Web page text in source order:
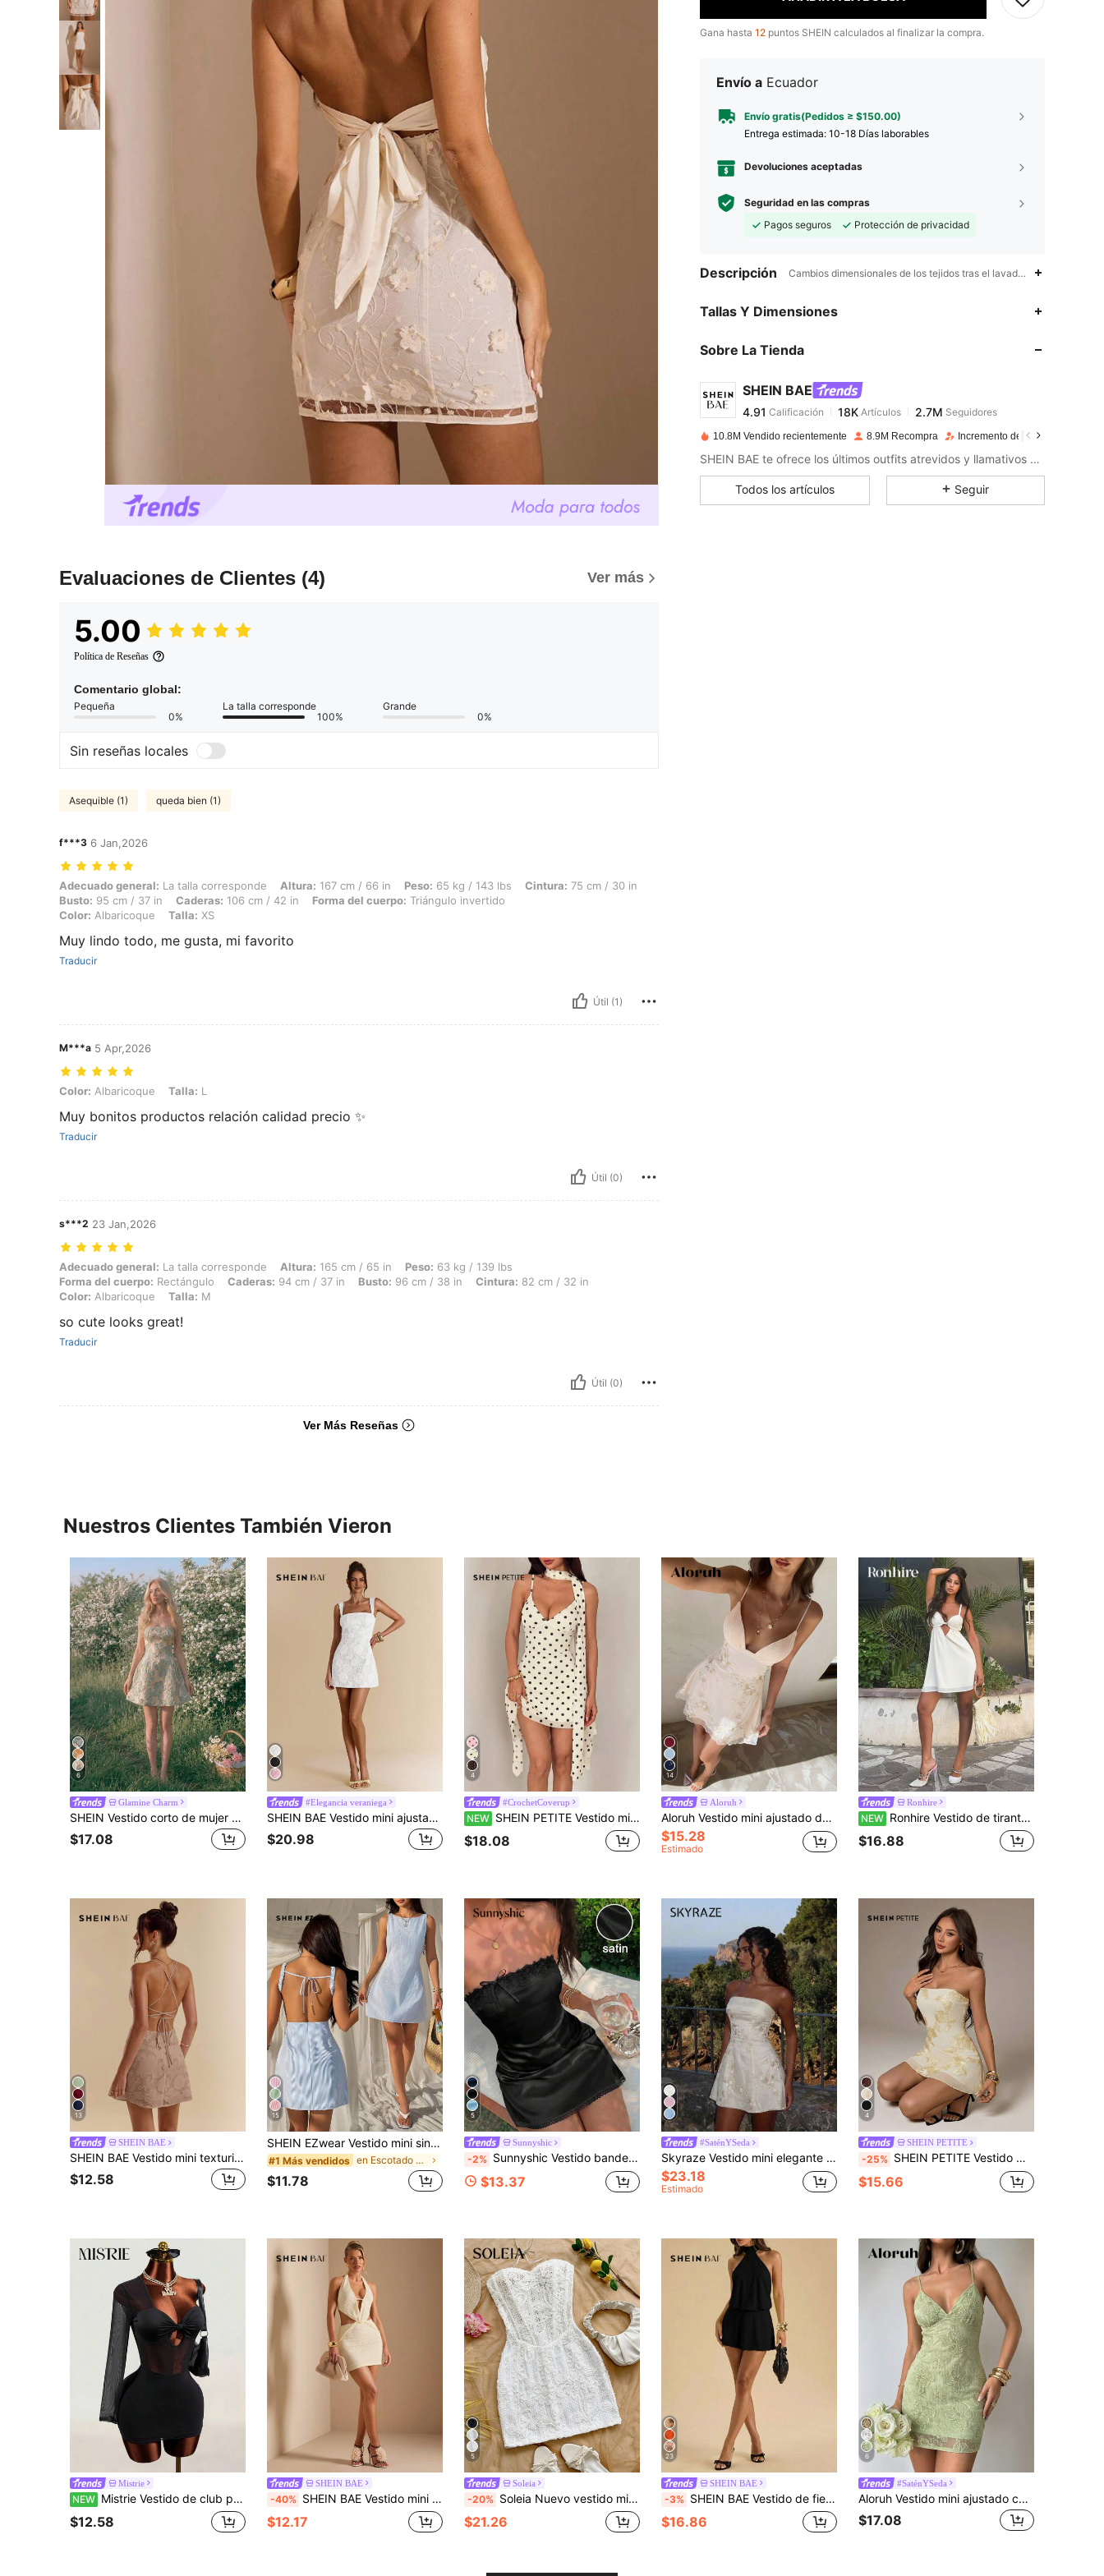
Evaluaciones de Clientes (4) Ver más
5.00
Política de Reseñas
Comentario global:
Pequeña
0%
La talla corresponde
100%
Grande
0%
Sin reseñas locales
Asequible (1) queda bien (1)
f***3 6 Jan,2026
Adecuado general: La talla corresponde, Altura: 167 cm / 66 in, Peso: 65 kg / 143 lbs, Cintura: 75 cm / 30 in, Busto: 95 cm / 37 in, Caderas: 106 cm / 42 in, Forma del cuerpo: Triángulo invertido, Color: Albaricoque, Talla: XS
Adecuado general: La talla corresponde Altura: 167 cm / 66 in Peso: 65 kg / 143 lbs Cintura: 75 cm / 30 in
Busto: 95 cm / 37 in Caderas: 106 cm / 42 in Forma del cuerpo: Triángulo invertido
Color: Albaricoque Talla: XS
Muy lindo todo, me gusta, mi favorito
Traducir
Útil (1)
M***a 5 Apr,2026
Color: Albaricoque, Talla: L
Color: Albaricoque Talla: L
Muy bonitos productos relación calidad precio ✨
Traducir
Útil (0)
s***2 23 Jan,2026
Adecuado general: La talla corresponde, Altura: 165 cm / 65 in, Peso: 63 kg / 139 lbs, Forma del cuerpo: Rectángulo, Caderas: 94 cm / 37 in, Busto: 96 cm / 38 in, Cintura: 82 cm / 32 in, Color: Albaricoque, Talla: M
Adecuado general: La talla corresponde Altura: 165 cm / 65 in Peso: 63 kg / 139 lbs
Forma del cuerpo: Rectángulo Caderas: 94 cm / 37 in Busto: 96 cm / 38 in Cintura: 82 cm / 32 in
Color: Albaricoque Talla: M
so cute looks great!
Traducir
Útil (0)
Ver Más Reseñas
Gana hasta 12 puntos SHEIN calculados al finalizar la compra.
Envío a Ecuador
Envío gratis(Pedidos ≥ $150.00)
Entrega estimada: 10-18 Días laborables
Devoluciones aceptadas
Seguridad en las compras
Pagos seguros
Protección de privacidad
Descripción Cambios dimensionales de los tejidos tras el lavado
Tallas Y Dimensiones
Sobre La Tienda
SHEIN BAE
4.91
4.91
Calificación 18KArtículos
T***sseguidoHace 30 minutos
4.91
18K
2.7M
10.8M Vendido recientemente 8.9M Recompra Incremento de seguidores de
SHEIN BAE te ofrece los últimos outfits atrevidos y llamativos para tu próxima noche divertida.
Todos los artículos Seguir
Nuestros Clientes También Vieron
6
Glamine Charm
SHEIN Vestido corto de mujer estilo vintage de corte, jacquard rosa, asimétrico, sin tirantes, con cintura ceñida y decoración de lazo en la espalda, atuendo para fiesta, atuendo para cumpleaños, atuendo para banquete, atuendo para fiesta de jardín, atuendo para boda, atuendo para reunión de hermanas, atuendo para té de la tarde, atuendo para fiesta de cóctel, atuendo para fiesta rosa
$17.08
#Elegancia veraniega
SHEIN BAE Vestido mini ajustado con textura floral blanca, espalda descubierta, atuendo elegante de verano para brunch para mujeres, atuendo de invitada de boda con jacquard rosa, vacaciones en la playa
$20.98
4
#CrochetCoverup
NEW SHEIN PETITE Vestido mini sexy de mujer con tirantes finos y estampado de leopardo, verano verano verano
$18.08
14
Aloruh
Aloruh Vestido mini ajustado de línea A de unicolor con copa plisada y bordado elegante y sexy para mujer
$15.28
Estimado
Ronhire
NEW Ronhire Vestido de tirantes con textura y calado para mujer, ideal para vacaciones en la playa
$16.88
13
SHEIN BAE
SHEIN BAE Vestido mini texturizado de línea A con espalda descubierta y ajustado de unicolor para mujer, primavera/verano
$12.58
15
SHEIN EZwear Vestido mini sin espalda y sin mangas con rayas azules tejido para mujeres
#1 Más vendidos en Escotado por detrás Mini vestidos de mujer
$11.78
5
Sunnyshic
-2% Sunnyshic Vestido bandeau para mujer, diseño de lazo con patchwork de encaje, vestido mini ajustado con cintura ceñida, tela similar al satén, adecuado para fiestas, banquetes, fiestas de cóctel, citas
$13.37
#SaténYSeda
Skyraze Vestido mini elegante sin tirantes con bordado floral para mujer
$23.18
Estimado
4
SHEIN PETITE
-25% SHEIN PETITE Vestido mini A-line sin mangas con bordado, blanco floral, verano, elegante, tropical, cóctel, con banda marrón, para damas de honor, fiesta, formal, cumpleaños, Día de San Valentín, para mujeres petite
$15.66
Mistrie
NEW Mistrie Vestido de club para mujer de malla transparente con una sola manga, busto anudado con abertura en forma de cerradura, vestido corto ajustado
$12.58
SHEIN BAE
-40% SHEIN BAE Vestido mini sexy y elegante con escote en V profundo y espalda retorcida de encaje color albaricoque, vestido para festival de música, vestido de encaje color albaricoque
$12.17
5
Soleia
-20% Soleia Nuevo vestido mini para mujer con textura de encaje, espalda descubierta, cordones y diseño irregular, ideal para ocasiones como vacaciones, boda, graduación, San Patricio, primavera, festival de música, elegante, bohemio, tropical, Día de San Valentín, fiesta
$21.26
23
SHEIN BAE
-3% SHEIN BAE Vestido de fiesta de moda con cuello halter de unicolor para mujer
$16.86
6
#SaténYSeda
Aloruh Vestido mini ajustado con bordado elegante tejido para vacaciones y fiestas
$17.08